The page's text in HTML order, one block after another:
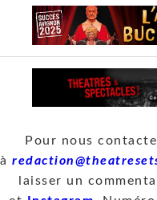
Pour nous
à
laisser un